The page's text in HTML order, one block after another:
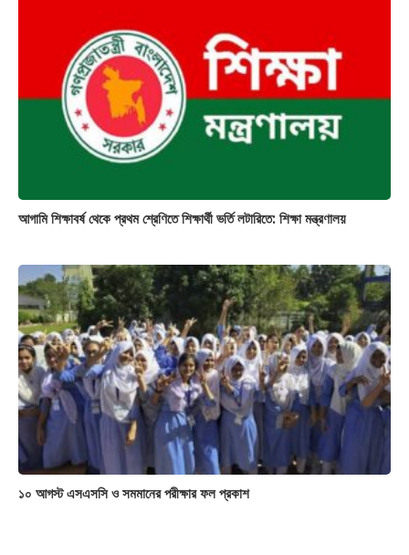
আগামি শিক্ষাবর্ষ থেকে প্রথম শ্রেণিতে শিক্ষার্থী ভর্তি লটারিতে: শিক্ষা মন্ত্রণালয়
১০ আগস্ট এসএসসি ও সমমানের পরীক্ষার ফল প্রকাশ